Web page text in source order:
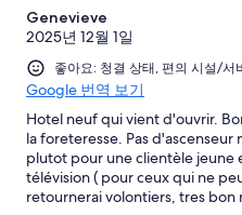
Genevieve
2025년 12월 1일
좋아요: 청결 상태, 편의 시설/서
Google 번역 보기
Hotel neuf qui vient d'ouvrir.
la foreteresse. Pas
plutot pour une clientèle jeune
télévision ( pour ceux qui ne
retournerai volontiers, tres